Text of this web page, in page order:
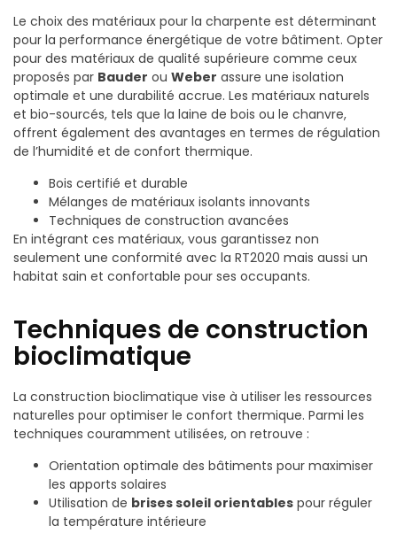
Le choix des matériaux pour la charpente est déterminant
pour la performance énergétique de votre bâtiment. Opter
pour des matériaux de qualité supérieure comme ceux
proposés par Bauder ou Weber assure une isolation
optimale et une durabilité accrue. Les matériaux naturels
et bio-sourcés, tels que la laine de bois ou le chanvre,
offrent également des avantages en termes de régulation
de l’humidité et de confort thermique.
Bois certifié et durable
Mélanges de matériaux isolants innovants
Techniques de construction avancées
En intégrant ces matériaux, vous garantissez non
seulement une conformité avec la RT2020 mais aussi un
habitat sain et confortable pour ses occupants.
Techniques de construction
bioclimatique
La construction bioclimatique vise à utiliser les ressources
naturelles pour optimiser le confort thermique. Parmi les
techniques couramment utilisées, on retrouve :
Orientation optimale des bâtiments pour maximiser
les apports solaires
Utilisation de brises soleil orientables pour réguler
la température intérieure